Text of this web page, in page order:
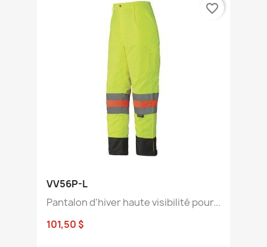
VV56P-L
Pantalon d'hiver haute visibilité pour...
101,50 $
favorite_border